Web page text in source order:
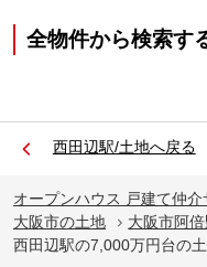
全物件から検索す
西田辺駅/土地へ戻る
オープンハウス 戸建て仲介
大阪市の土地
大阪市阿
西田辺駅の7,000万円台の